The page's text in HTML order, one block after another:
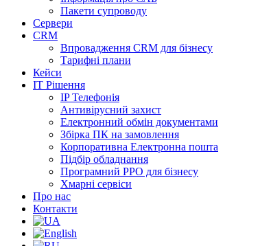
Пакети супроводу
Сервери
CRM
Впровадження CRM для бізнесу
Тарифні плани
Кейси
ІТ Рішення
IP Телефонія
Антивірусний захист
Електронний обмін документами
Збірка ПК на замовлення
Корпоративна Електронна пошта
Підбір обладнання
Програмний РРО для бізнесу
Хмарні сервіси
Про нас
Контакти